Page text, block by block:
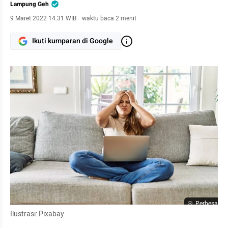
Lampung Geh
9 Maret 2022 14:31 WIB · waktu baca 2 menit
Ikuti kumparan di Google
Perbesar
Ilustrasi: Pixabay